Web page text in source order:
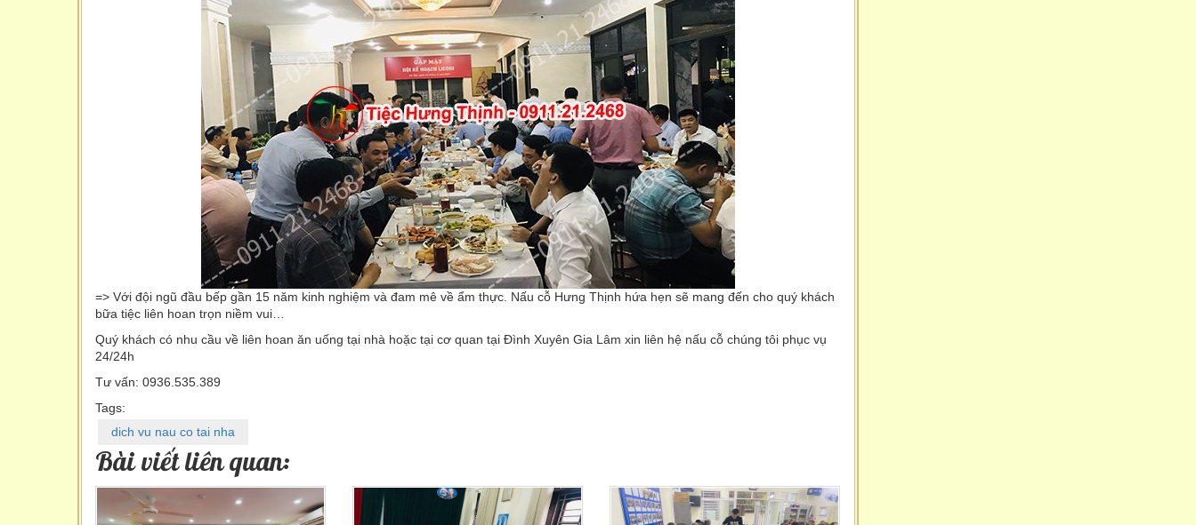
=> Với đội ngũ đầu bếp gần 15 năm kinh nghiệm và đam mê về ẩm thực. Nấu cỗ Hưng Thịnh hứa hẹn sẽ mang đến cho quý khách
bữa tiệc liên hoan trọn niềm vui…
Quý khách có nhu cầu về liên hoan ăn uống tại nhà hoặc tại cơ quan tại Đình Xuyên Gia Lâm xin liên hệ nấu cỗ chúng tôi phục vụ
24/24h
Tư vấn: 0936.535.389
Tags:
dich vu nau co tai nha
Bài viết liên quan: